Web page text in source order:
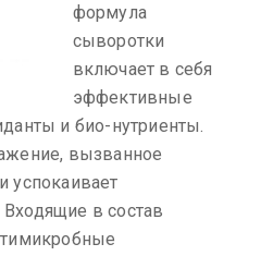
формула
сыворотки
включает в себя
эффективные
и био-нутриенты.
вызванное
успокаивает
в состав